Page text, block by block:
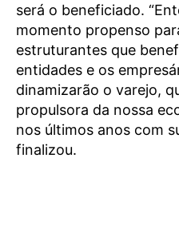
será o beneficiado.
momento propenso
estruturantes que
entidades e os
dinamizarão o varejo,
propulsora da nossa
nos últimos anos com
finalizou.